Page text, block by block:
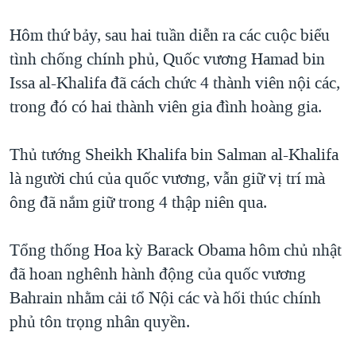
Hôm thứ bảy, sau hai tuần diễn ra các cuộc biểu
tình chống chính phủ, Quốc vương Hamad bin
Issa al-Khalifa đã cách chức 4 thành viên nội các,
trong đó có hai thành viên gia đình hoàng gia.
Thủ tướng Sheikh Khalifa bin Salman al-Khalifa
là người chú của quốc vương, vẫn giữ vị trí mà
ông đã nắm giữ trong 4 thập niên qua.
Tổng thống Hoa kỳ Barack Obama hôm chủ nhật
đã hoan nghênh hành động của quốc vương
Bahrain nhằm cải tổ Nội các và hối thúc chính
phủ tôn trọng nhân quyền.